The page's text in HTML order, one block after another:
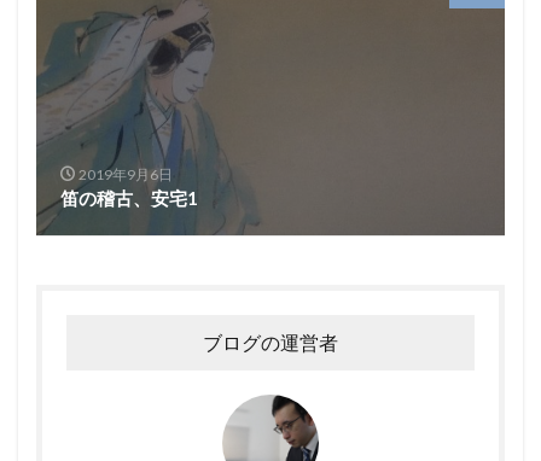
2019年9月6日
笛の稽古、安宅1
ブログの運営者